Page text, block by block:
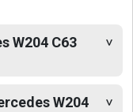
W204 C63
W204